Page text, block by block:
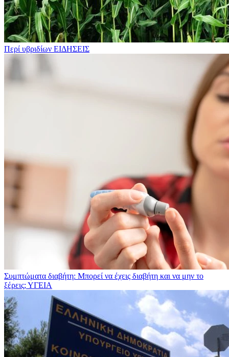
Περί υβριδίων ΕΙΔΗΣΕΙΣ
Συμπτώματα διαβήτη: Μπορεί να έχεις διαβήτη και να μην το
ξέρεις; ΥΓΕΙΑ